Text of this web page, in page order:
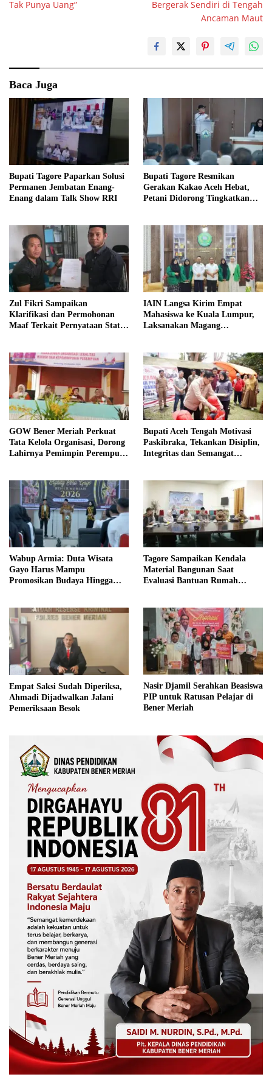
Tak Punya Uang”
Bergerak Sendiri di Tengah
Ancaman Maut
Baca Juga
Bupati Tagore Paparkan Solusi
Permanen Jembatan Enang-
Enang dalam Talk Show RRI
Bupati Tagore Resmikan
Gerakan Kakao Aceh Hebat,
Petani Didorong Tingkatkan
Zul Fikri Sampaikan
Klarifikasi dan Permohonan
Maaf Terkait Pernyataan Status
IAIN Langsa Kirim Empat
Mahasiswa ke Kuala Lumpur,
Laksanakan Magang
GOW Bener Meriah Perkuat
Tata Kelola Organisasi, Dorong
Lahirnya Pemimpin Perempuan
Bupati Aceh Tengah Motivasi
Paskibraka, Tekankan Disiplin,
Integritas dan Semangat
Wabup Armia: Duta Wisata
Gayo Harus Mampu
Promosikan Budaya Hingga
Tagore Sampaikan Kendala
Material Bangunan Saat
Evaluasi Bantuan Rumah
Empat Saksi Sudah Diperiksa,
Ahmadi Dijadwalkan Jalani
Pemeriksaan Besok
Nasir Djamil Serahkan Beasiswa
PIP untuk Ratusan Pelajar di
Bener Meriah